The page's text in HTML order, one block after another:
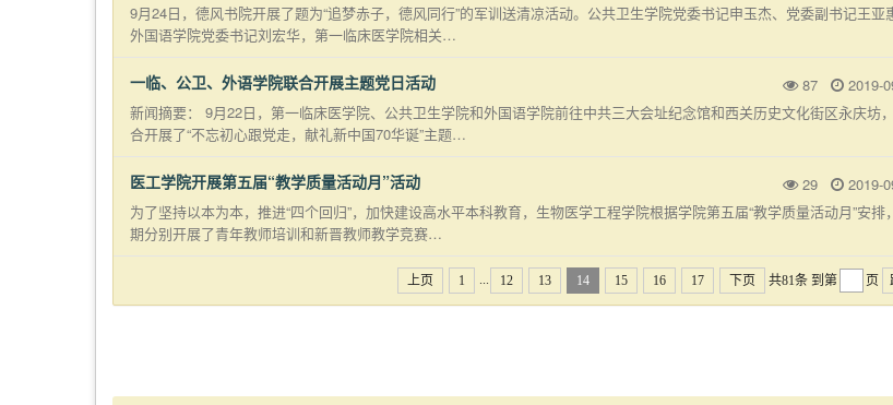
9月24日，德风书院开展了题为“追梦赤子，德风同行”的军训送清凉活动。公共卫生学院党委书记申玉杰、党委副书记王亚
外国语学院党委书记刘宏华，第一临床医学院相关…
87 2019-
一临、公卫、外语学院联合开展主题党日活动
新闻摘要： 9月22日，第一临床医学院、公共卫生学院和外国语学院前往中共三大会址纪念馆和西关历史文化街区永庆坊
合开展了“不忘初心跟党走，献礼新中国70华诞”主题…
29 2019-
医工学院开展第五届“教学质量活动月”活动
为了坚持以本为本，推进“四个回归”，加快建设高水平本科教育，生物医学工程学院根据学院第五届“教学质量活动月”安排
期分别开展了青年教师培训和新晋教师教学竞赛…
上页 1 12 13 14 15 16 17 下页 共81条 到第 页